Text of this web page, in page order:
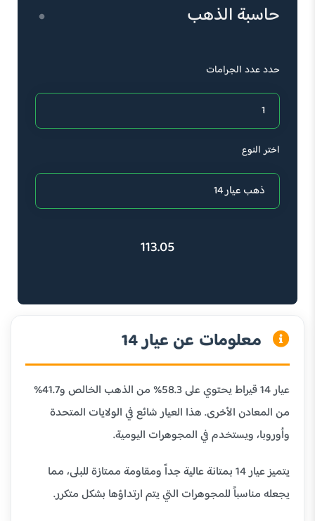
حاسبة الذهب
حدد عدد الجرامات
اختر النوع
113.05
معلومات عن عيار 14
عيار 14 قيراط يحتوي على 58.3% من الذهب الخالص و41.7%
من المعادن الأخرى. هذا العيار شائع في الولايات المتحدة
وأوروبا، ويستخدم في المجوهرات اليومية.
يتميز عيار 14 بمتانة عالية جداً ومقاومة ممتازة للبلى، مما
يجعله مناسباً للمجوهرات التي يتم ارتداؤها بشكل متكرر.